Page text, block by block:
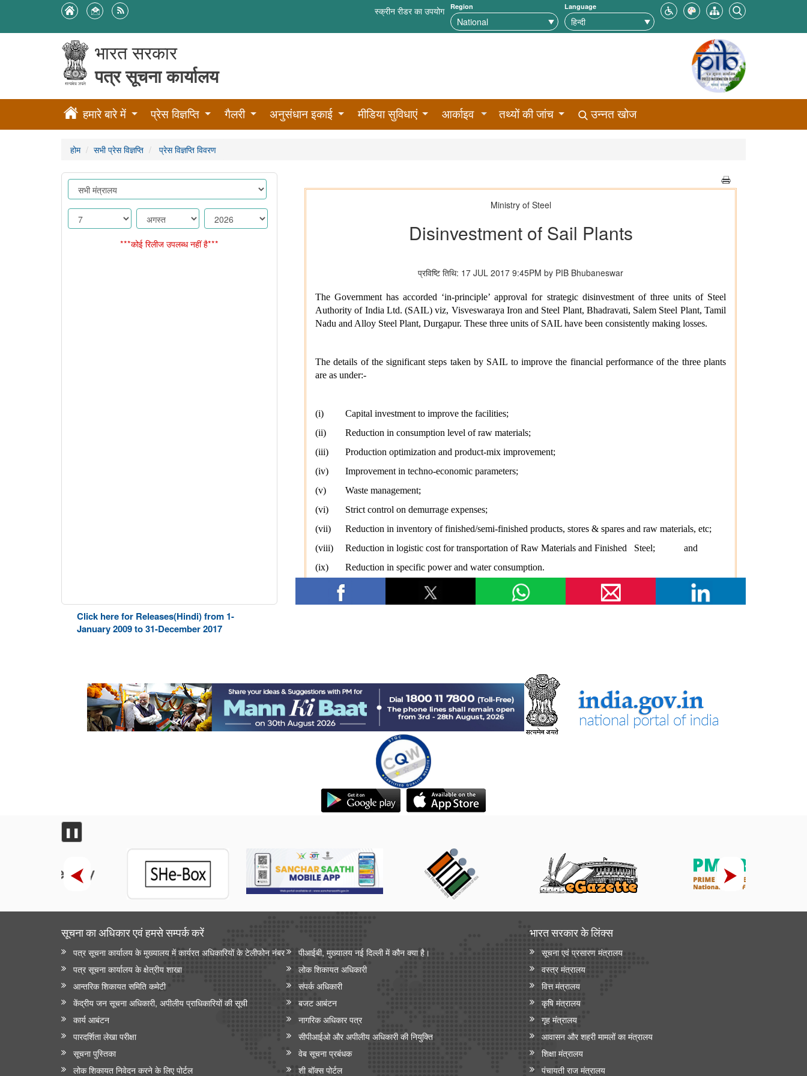
स्क्रीन रीडर का उपयोग Region Language
भारत सरकार
पत्र सूचना कार्यालय
हमारे बारे में प्रेस विज्ञप्ति गैलरी अनुसंधान इकाई मीडिया सुविधाएं आर्काइव तथ्यों की जांच उन्नत खोज
होम सभी प्रेस विज्ञप्ति प्रेस विज्ञप्ति विवरण
***कोई रिलीज उपलब्ध नहीं है***
Click here for Releases(Hindi) from 1-
January 2009 to 31-December 2017
❚❚
सूचना का अधिकार एवं हमसे सम्‍पर्क करें
पत्र सूचना कार्यालय के मुख्यालय में कार्यरत अधिकारियों के टेलीफोन नंबर
पीआईबी, मुख्यालय नई दिल्ली में कौन क्या है।
पत्र सूचना कार्यालय के क्षेत्रीय शाखा
लोक शिकायत अधिकारी
आन्‍तरिक शिकायत समिति कमेटी
संपर्क अधिकारी
केंद्रीय जन सूचना अधिकारी, अपीलीय प्राधिकारियों की सूची
बजट आबंटन
कार्य आबंटन
नागरिक अधिकार पत्र
पारदर्शिता लेखा परीक्षा
सीपीआईओ और अपी‍लीय अधिकारी की नियुक्ति
सूचना पुस्तिका
वेब सूचना प्रबंधक
लोक शिकायत निवेदन करने के लिए पोर्टल
शी बॉक्स पोर्टल
भारत सरकार के लिंक्‍स
सूचना एवं प्रसारण मंत्रालय
वस्त्र मंत्रालय
वित्त मंत्रालय
कृषि मंत्रालय
गृह मंत्रालय
आवासन और शहरी मामलों का मंत्रालय
शिक्षा मंत्रालय
पंचायती राज मंत्रालय